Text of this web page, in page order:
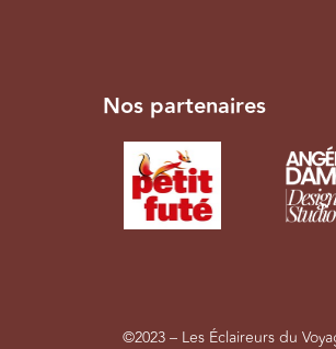
Nos partenaires
©2023 – Les Éclaireurs du